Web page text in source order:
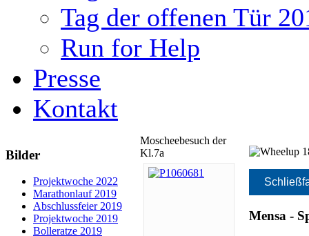
Tag der offenen Tür
Run for Help
Presse
Kontakt
Bilder
Projektwoche 2022
Marathonlauf 2019
Abschlussfeier 2019
Projektwoche 2019
Bolleratze 2019
ukash
-
Moscheebesuch der
Kl.7a
Mensa -